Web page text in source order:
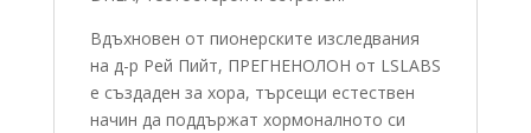
Вдъхновен от пионерските изследвания
на д-р Рей Пийт, ПРЕГНЕНОЛОН от LSLABS
е създаден за хора, търсещи естествен
начин да поддържат хормоналното си